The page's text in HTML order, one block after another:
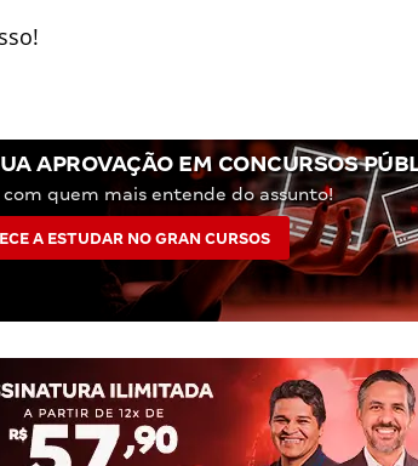
APROVAÇÃO EM CONCURSOS
quem mais entende do assunto!
A ESTUDAR NO GRAN CURSOS